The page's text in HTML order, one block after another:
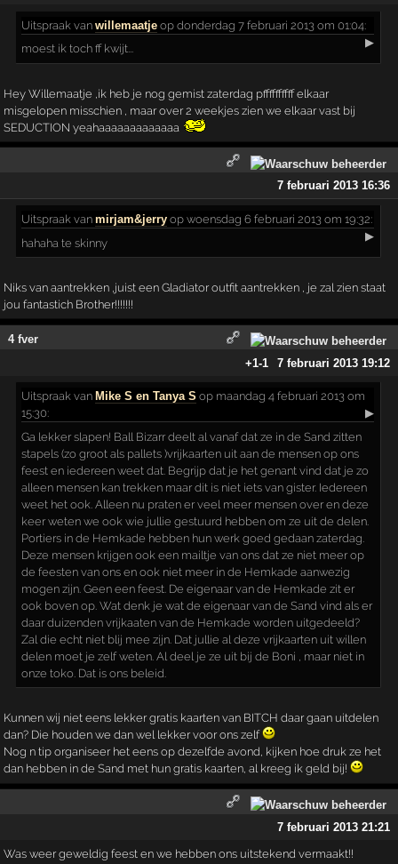
Uitspraak vanwillemaatje op donderdag 7 februari 2013 om 01:04:
▶
moest ik toch ff kwijt...
Hey Willemaatje ,ik heb je nog gemist zaterdag pffffffffff elkaar
misgelopen misschien , maar over 2 weekjes zien we elkaar vast bij
SEDUCTION yeahaaaaaaaaaaaaa
7 februari 2013 16:36
Uitspraak vanmirjam&jerry op woensdag 6 februari 2013 om 19:32:
▶
hahaha te skinny
Niks van aantrekken ,juist een Gladiator outfit aantrekken , je zal zien staat
jou fantastich Brother!!!!!!!
4 fver
+1-1 7 februari 2013 19:12
Uitspraak van Mike S en Tanya S op maandag 4 februari 2013 om
15:30:
▶
Ga lekker slapen! Ball Bizarr deelt al vanaf dat ze in de Sand zitten
stapels (zo groot als pallets )vrijkaarten uit aan de mensen op ons
feest en iedereen weet dat. Begrijp dat je het genant vind dat je zo
alleen mensen kan trekken maar dit is niet iets van gister. Iedereen
weet het ook. Alleen nu praten er veel meer mensen over en deze
keer weten we ook wie jullie gestuurd hebben om ze uit de delen.
Portiers in de Hemkade hebben hun werk goed gedaan zaterdag.
Deze mensen krijgen ook een mailtje van ons dat ze niet meer op
de feesten van ons en ook niet meer in de Hemkade aanwezig
mogen zijn. Geen een feest. De eigenaar van de Hemkade zit er
ook boven op. Wat denk je wat de eigenaar van de Sand vind als er
daar duizenden vrijkaaten van de Hemkade worden uitgedeeld?
Zal die echt niet blij mee zijn. Dat jullie al deze vrijkaarten uit willen
delen moet je zelf weten. Al deel je ze uit bij de Boni , maar niet in
onze toko. Dat is ons beleid.
Kunnen wij niet eens lekker gratis kaarten van BITCH daar gaan uitdelen
dan? Die houden we dan wel lekker voor ons zelf
Nog n tip organiseer het eens op dezelfde avond, kijken hoe druk ze het
dan hebben in de Sand met hun gratis kaarten, al kreeg ik geld bij!
7 februari 2013 21:21
Was weer geweldig feest en we hebben ons uitstekend vermaakt!!